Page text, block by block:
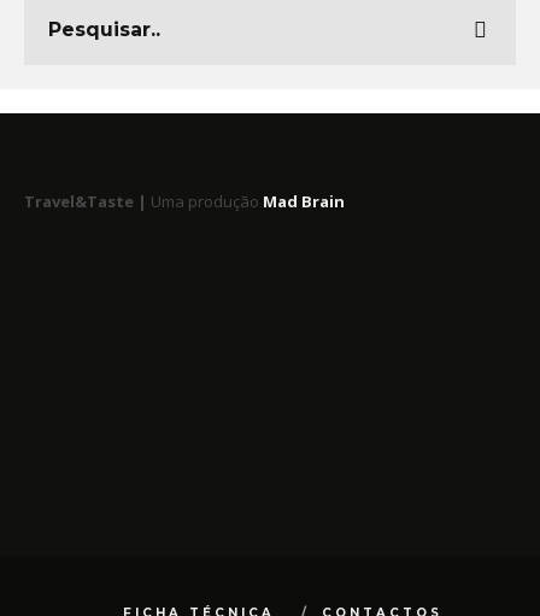
Travel&Taste | Uma produção Mad Brain